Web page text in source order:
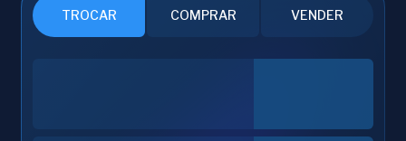
TROCAR COMPRAR VENDER